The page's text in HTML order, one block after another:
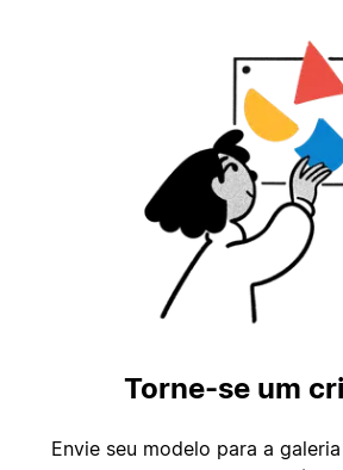
Torne-se um
Envie seu modelo para a